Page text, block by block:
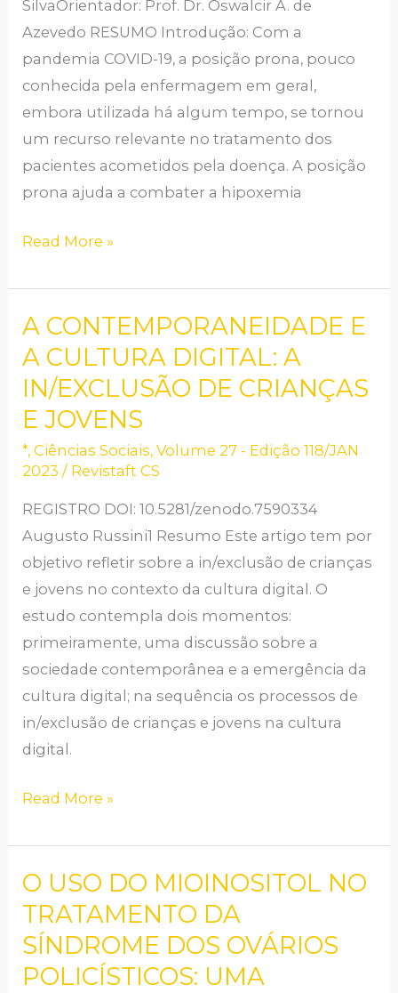
SilvaOrientador: Prof. Dr. Oswalcir A. de
Azevedo RESUMO Introdução: Com a
pandemia COVID-19, a posição prona, pouco
conhecida pela enfermagem em geral,
embora utilizada há algum tempo, se tornou
um recurso relevante no tratamento dos
pacientes acometidos pela doença. A posição
prona ajuda a combater a hipoxemia
LITERATURA
Read More »
A CONTEMPORANEIDADE E
A CULTURA DIGITAL: A
IN/EXCLUSÃO DE CRIANÇAS
E JOVENS
*,Ciências Sociais,Volume 27 - Edição 118/JAN
2023 / Revistaft CS
REGISTRO DOI: 10.5281/zenodo.7590334
Augusto Russini1 Resumo Este artigo tem por
objetivo refletir sobre a in/exclusão de crianças
e jovens no contexto da cultura digital. O
estudo contempla dois momentos:
primeiramente, uma discussão sobre a
sociedade contemporânea e a emergência da
cultura digital; na sequência os processos de
in/exclusão de crianças e jovens na cultura
digital.
A
CONTEMPORANEIDADE
E
CULTURA
DIGITAL:
IN/EXCLUSÃO
DE
CRIANÇAS
E
JOVENS
Read More »
O USO DO MIOINOSITOL NO
TRATAMENTO DA
SÍNDROME DOS OVÁRIOS
POLICÍSTICOS: UMA
O
USO
DO
MIOINOSITOL
NO